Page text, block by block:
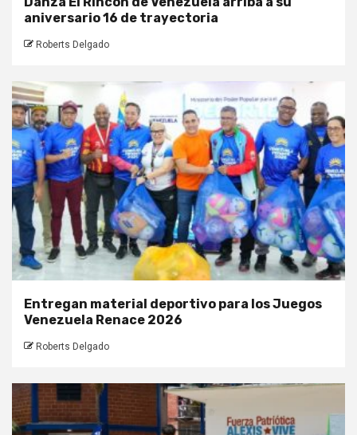
aniversario 16 de trayectoria
Roberts Delgado
Entregan material deportivo para los Juegos
Venezuela Renace 2026
Roberts Delgado